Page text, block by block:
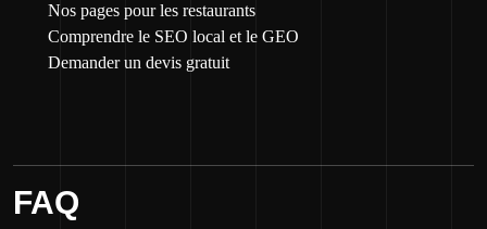
Nos pages pour les restaurants
Comprendre le SEO local et le GEO
Demander un devis gratuit
FAQ